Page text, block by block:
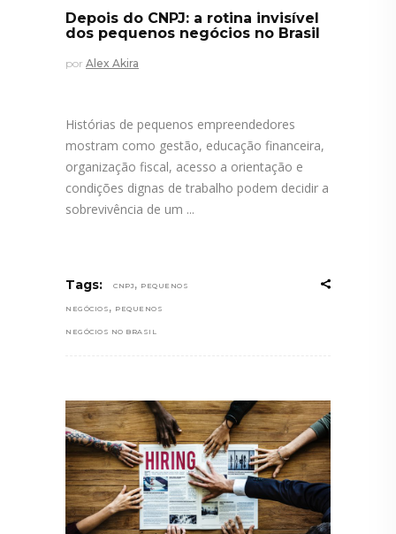
Depois do CNPJ: a rotina invisível
dos pequenos negócios no Brasil
por Alex Akira
Histórias de pequenos empreendedores
mostram como gestão, educação financeira,
organização fiscal, acesso a orientação e
condições dignas de trabalho podem decidir a
sobrevivência de um
Tags: CNPJ , PEQUENOS
NEGÓCIOS , PEQUENOS
NEGÓCIOS NO BRASIL